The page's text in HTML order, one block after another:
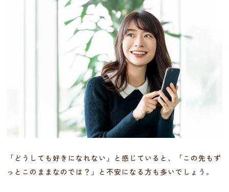
「どうしても好きになれない」と感じていると、「この先もず
っとこのままなのでは？」と不安になる方も多いでしょう。